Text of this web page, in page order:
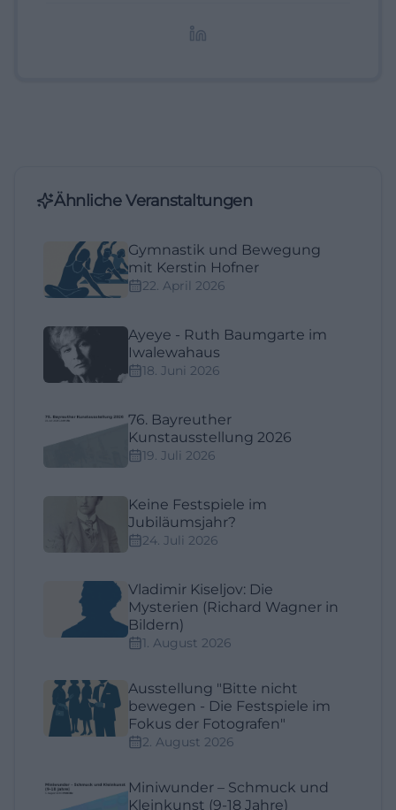
Ähnliche Veranstaltungen
Gymnastik und Bewegung
mit Kerstin Hofner
22. April 2026
Ayeye - Ruth Baumgarte im
Iwalewahaus
18. Juni 2026
76. Bayreuther
Kunstausstellung 2026
19. Juli 2026
Keine Festspiele im
Jubiläumsjahr?
24. Juli 2026
Vladimir Kiseljov: Die
Mysterien (Richard Wagner in
Bildern)
1. August 2026
Ausstellung "Bitte nicht
bewegen - Die Festspiele im
Fokus der Fotografen"
2. August 2026
Miniwunder – Schmuck und
Kleinkunst (9-18 Jahre)